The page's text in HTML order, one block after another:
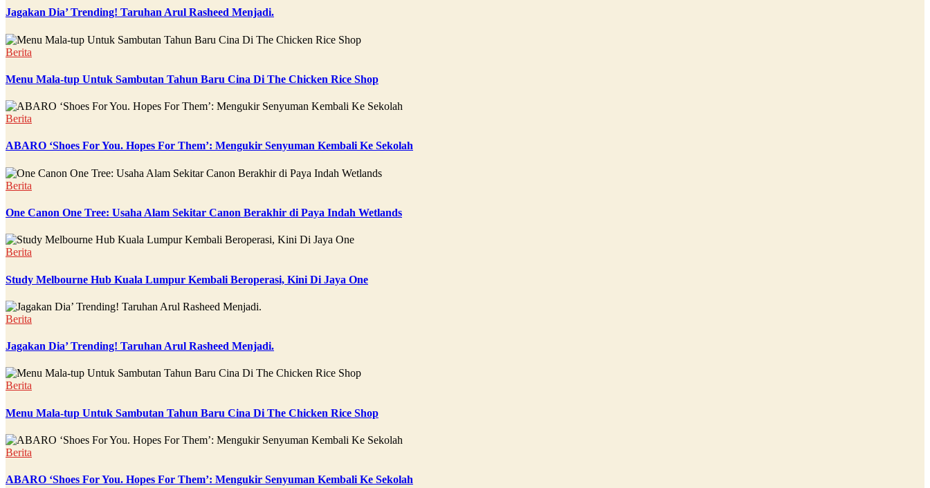
Jagakan Dia’ Trending! Taruhan Arul Rasheed Menjadi.
Berita
Menu Mala-tup Untuk Sambutan Tahun Baru Cina Di The Chicken Rice Shop
Berita
ABARO ‘Shoes For You. Hopes For Them’: Mengukir Senyuman Kembali Ke Sekolah
Berita
One Canon One Tree: Usaha Alam Sekitar Canon Berakhir di Paya Indah Wetlands
Berita
Study Melbourne Hub Kuala Lumpur Kembali Beroperasi, Kini Di Jaya One
Berita
Jagakan Dia’ Trending! Taruhan Arul Rasheed Menjadi.
Berita
Menu Mala-tup Untuk Sambutan Tahun Baru Cina Di The Chicken Rice Shop
Berita
ABARO ‘Shoes For You. Hopes For Them’: Mengukir Senyuman Kembali Ke Sekolah